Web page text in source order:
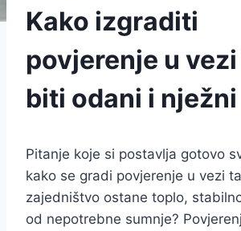
Kako izgraditi
povjerenje u
biti odani i nježni
Pitanje koje si postavlja gotovo
kako se gradi povjerenje u vezi
zajedništvo ostane toplo,
od nepotrebne sumnje?